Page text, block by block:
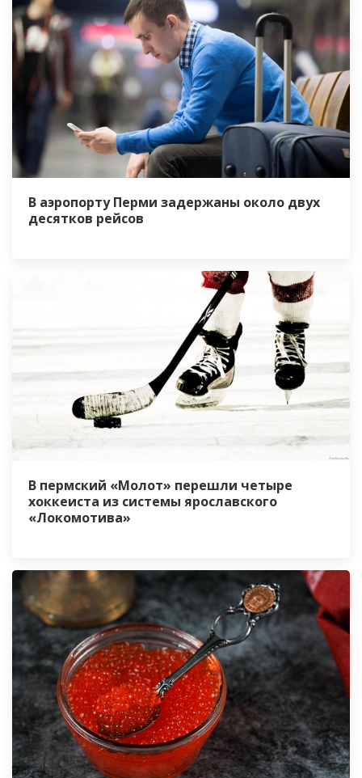
В аэропорту Перми задержаны около двух
десятков рейсов
В пермский «Молот» перешли четыре
хоккеиста из системы ярославского
«Локомотива»